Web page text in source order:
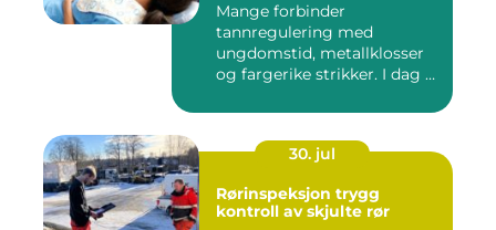
Mange forbinder
tannregulering med
ungdomstid, metallklosser
og fargerike strikker. I dag er
30. jul
Rørinspeksjon trygg
kontroll av skjulte rør